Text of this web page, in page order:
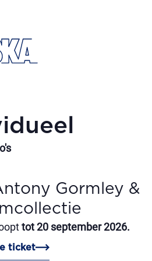
Gormley &
tot 20 september 2026.
ticket